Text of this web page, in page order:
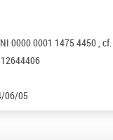
0000 0001 1475 4450 , cf.
06/05